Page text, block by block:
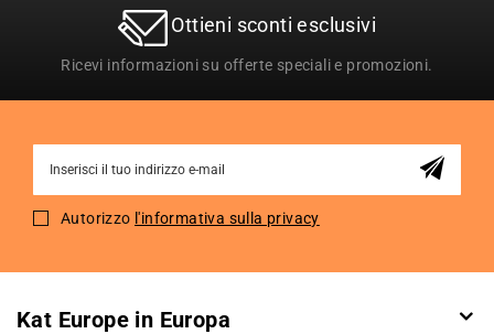
Ottieni sconti esclusivi
Ricevi informazioni su offerte speciali e promozioni.
for
Autorizzo l'informativa sulla privacy
Kat Europe in Europa